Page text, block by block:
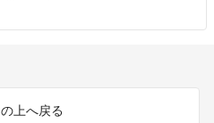
上へ戻る